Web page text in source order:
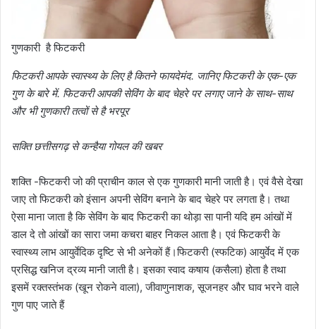
गुणकारी है फिटकरी
फिटकरी आपके स्वास्थ्य के लिए है कितने फायदेमंद. जानिए फिटकरी के एक-एक
गुण के बारे में. फिटकरी आपकी सेविंग के बाद चेहरे पर लगाए जाने के साथ-साथ
और भी गुणकारी तत्वों से है भरपूर
सक्ति छत्तीसगढ़ से कन्हैया गोयल की खबर
शक्ति -फिटकरी जो की प्राचीन काल से एक गुणकारी मानी जाती है। एवं वैसे देखा
जाए तो फिटकरी को इंसान अपनी सेविंग बनाने के बाद चेहरे पर लगता है। तथा
ऐसा माना जाता है कि सेविंग के बाद फिटकरी का थोड़ा सा पानी यदि हम आंखों में
डाल दे तो आंखों का सारा जमा कचरा बाहर निकल आता है। एवं फिटकरी के
स्वास्थ्य लाभ आयुर्वेदिक दृष्टि से भी अनेकों हैं।फिटकरी (स्फटिक) आयुर्वेद में एक
प्रसिद्ध खनिज द्रव्य मानी जाती है। इसका स्वाद कषाय (कसैला) होता है तथा
इसमें रक्तस्तंभक (खून रोकने वाला), जीवाणुनाशक, सूजनहर और घाव भरने वाले
गुण पाए जाते हैं